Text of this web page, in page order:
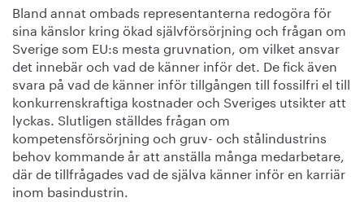
Bland annat ombads representanterna redogöra för
sina känslor kring ökad självförsörjning och frågan om
Sverige som EU:s mesta gruvnation, om vilket ansvar
det innebär och vad de känner inför det. De fick även
svara på vad de känner inför tillgången till fossilfri el till
konkurrenskraftiga kostnader och Sveriges utsikter att
lyckas. Slutligen ställdes frågan om
kompetensförsörjning och gruv- och stålindustrins
behov kommande år att anställa många medarbetare,
där de tillfrågades vad de själva känner inför en karriär
inom basindustrin.